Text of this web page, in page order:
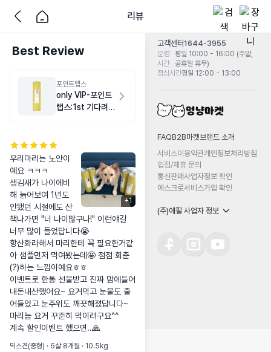
리뷰
Best Review
포인트랩스
only VIP-포인트
랩스:1st 기다려
+1
우리마리는 노안이
예요 ㅋㅋㅋ
생김새가 나이에비
해 늙어보여 1년도
안됐던 시절에도 산
책나가면 "너 나이많구나!" 이런얘길
너무 많이 들었답니다😭
항산화라해서 마리한테 꼭 필요한거같
아 샘플먼저 먹여봤는데🤩 점점 회춘
(?)하는 느낌이예요ㅎㅎ
이벤트로 한통 선물받고 진짜 맘에들어
내돈내산했어요~ 요거먹고 눈물도 줄
어들었고 눈주위도 깨끗해졌답니다~
마리늠 요거 꾸준히 먹이려구요^^
계속 할인이벤트 했으면..🙏
믹스견(중형) · 6살 8개월 · 10.5kg
고객센터1644-3955
운영
시간
평일 10:00 - 16:00 (주말,
공휴일 휴무)
점심시간평일 12:00 - 13:00
FAQB2B마켓 브랜드 소개
서비스이용약관개인정보처리방침
입점/제휴 문의
통신판매사업자정보 확인
에스크로서비스가입 확인
(주)에필 사업자 정보